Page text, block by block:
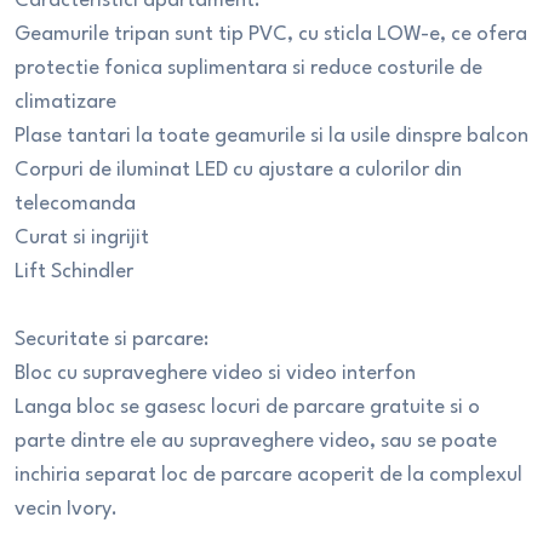
Geamurile tripan sunt tip PVC, cu sticla LOW-e, ce ofera
protectie fonica suplimentara si reduce costurile de
climatizare
Plase tantari la toate geamurile si la usile dinspre balcon
Corpuri de iluminat LED cu ajustare a culorilor din
telecomanda
Curat si ingrijit
Lift Schindler
Securitate si parcare:
Bloc cu supraveghere video si video interfon
Langa bloc se gasesc locuri de parcare gratuite si o
parte dintre ele au supraveghere video, sau se poate
inchiria separat loc de parcare acoperit de la complexul
vecin Ivory.